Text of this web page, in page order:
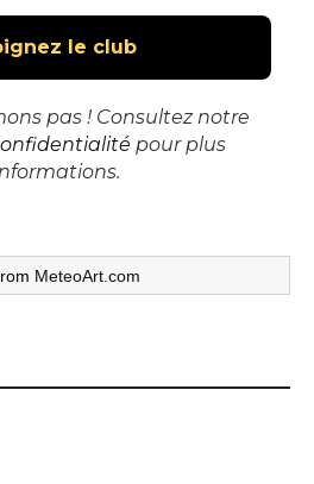
pas ! Consultez notre
pour plus
MeteoArt.com